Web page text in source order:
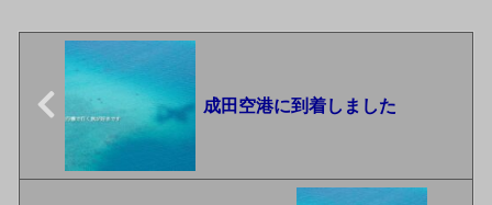
成田空港に到着しました